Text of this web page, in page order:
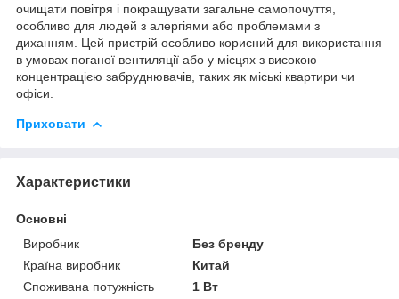
очищати повітря і покращувати загальне самопочуття,
особливо для людей з алергіями або проблемами з
диханням. Цей пристрій особливо корисний для використання
в умовах поганої вентиляції або у місцях з високою
концентрацією забруднювачів, таких як міські квартири чи
офіси.
Приховати
Характеристики
Основні
Виробник
Без бренду
Країна виробник
Китай
Споживана потужність
1 Вт